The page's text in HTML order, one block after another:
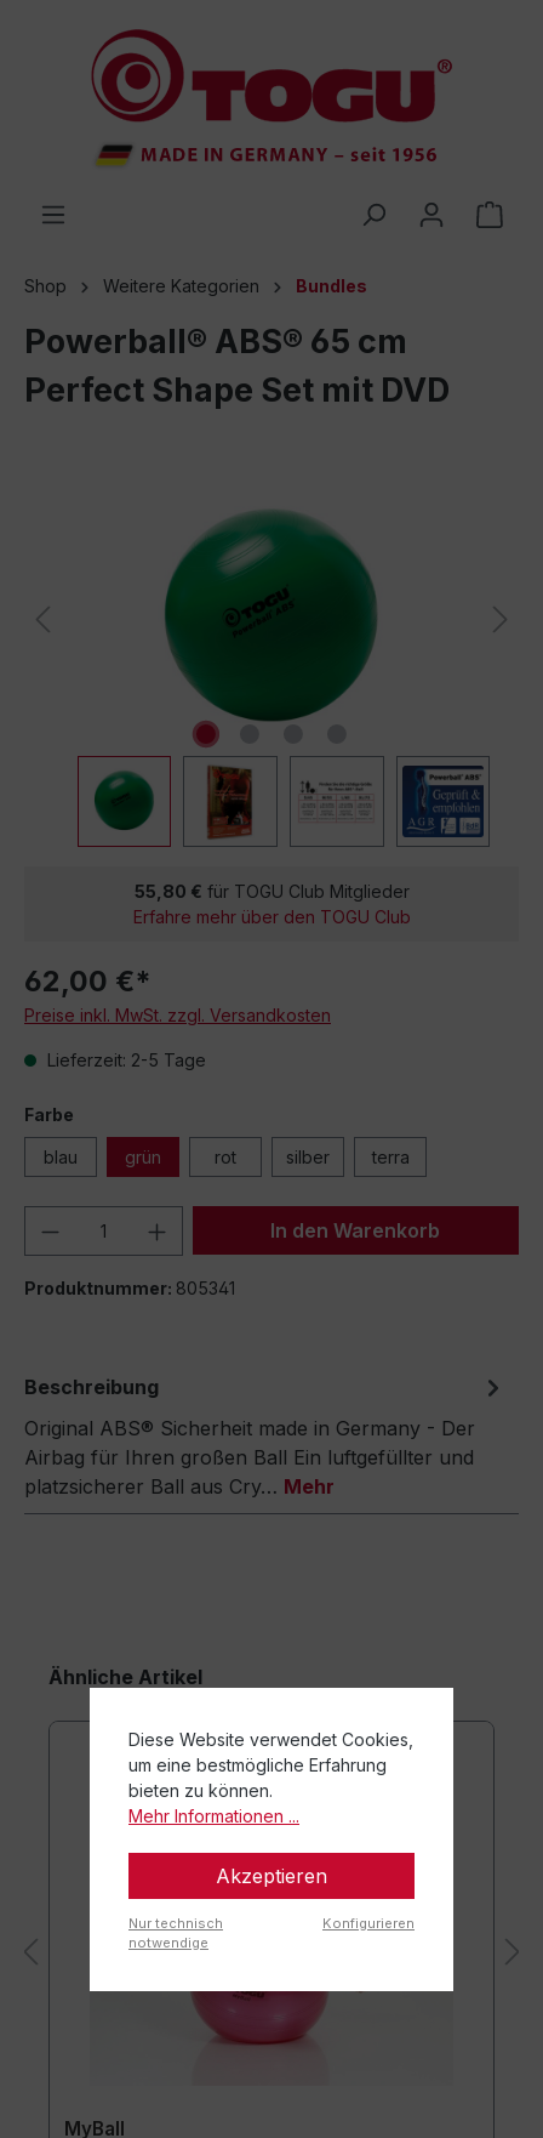
springen
Shop Weitere Kategorien Bundles
Powerball® ABS® 65 cm
Perfect Shape Set mit DVD
55,80 € für TOGU Club Mitglieder
Erfahre mehr über den TOGU Club
62,00 €*
Preise inkl. MwSt. zzgl. Versandkosten
Lieferzeit: 2-5 Tage
Farbe
blau grün rot silber terra
Produkt Anzahl: Gib denIn den Warenkorb
Produktnummer: 805341
Beschreibung
Original ABS® Sicherheit made in Germany - Der
Airbag für Ihren großen Ball Ein luftgefüllter und
platzsicherer Ball aus Cry… Mehr
Ähnliche Artikel
MyBall
Diese Website verwendet Cookies,
um eine bestmögliche Erfahrung
bieten zu können.
Mehr Informationen ...
Akzeptieren
Nur technisch
notwendige
Konfigurieren